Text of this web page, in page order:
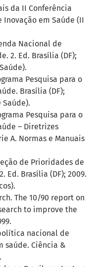
da II Conferência
Inovação em Saúde (II
Nacional de
2. Ed. Brasília (DF);
Pesquisa para o
Brasília (DF);
Saúde).
Pesquisa para o
– Diretrizes
A. Normas e Manuais
de Prioridades de
Ed. Brasília (DF); 2009.
The 10/90 report on
to improve the
nacional de
saúde. Ciência &